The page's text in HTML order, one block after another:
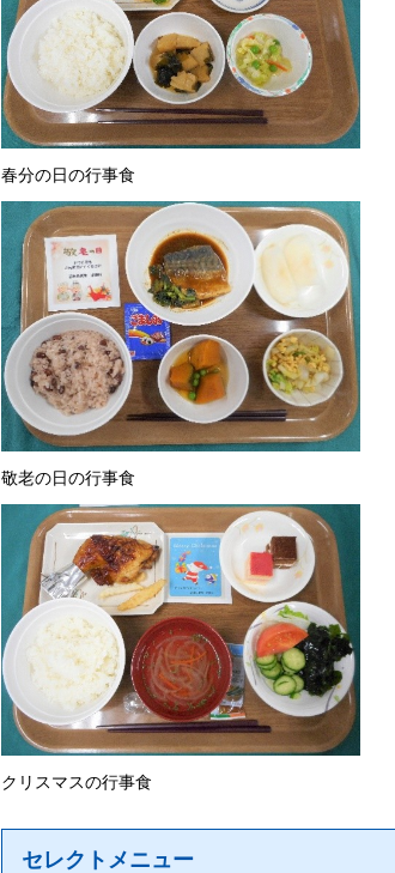
春分の日の行事食
敬老の日の行事食
クリスマスの行事食
セレクトメニュー